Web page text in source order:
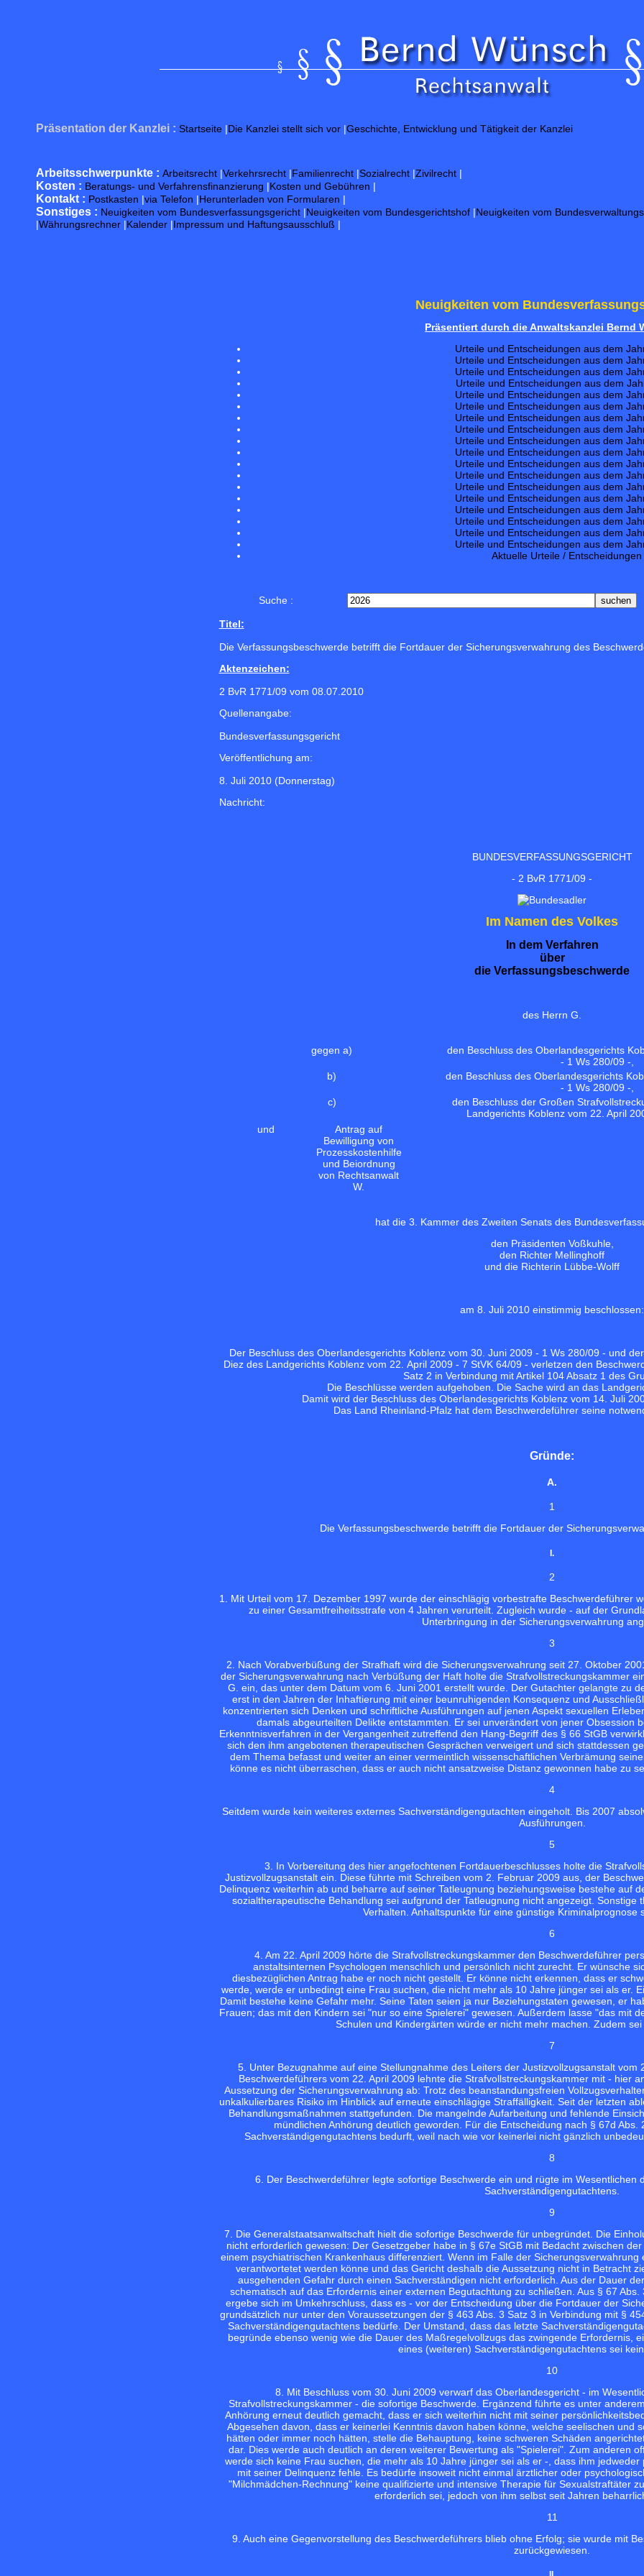
Präsentation der Kanzlei : Startseite |Die Kanzlei stellt sich vor |Geschichte, Entwicklung und Tätigkeit der Kanzlei
Arbeitsschwerpunkte : Arbeitsrecht |Verkehrsrecht |Familienrecht |Sozialrecht |Zivilrecht |
Kosten : Beratungs- und Verfahrensfinanzierung |Kosten und Gebühren |
Kontakt : Postkasten |via Telefon |Herunterladen von Formularen |
Sonstiges : Neuigkeiten vom Bundesverfassungsgericht |Neuigkeiten vom Bundesgerichtshof |Neuigkeiten vom
|Währungsrechner |Kalender |Impressum und Haftungsausschluß |
Neuigkeiten vom
Präsentiert durch die Anwaltskanzlei Bernd
Urteile und Entscheidungen aus dem
Urteile und Entscheidungen aus dem
Urteile und Entscheidungen aus dem
Urteile und Entscheidungen aus dem
Urteile und Entscheidungen aus dem
Urteile und Entscheidungen aus dem
Urteile und Entscheidungen aus dem
Urteile und Entscheidungen aus dem
Urteile und Entscheidungen aus dem
Urteile und Entscheidungen aus dem
Urteile und Entscheidungen aus dem
Urteile und Entscheidungen aus dem
Urteile und Entscheidungen aus dem
Urteile und Entscheidungen aus dem
Urteile und Entscheidungen aus dem
Urteile und Entscheidungen aus dem
Urteile und Entscheidungen aus dem
Urteile und Entscheidungen aus dem
Aktuelle Urteile / Entscheidungen
Suche :
Titel:
Die Verfassungsbeschwerde betrifft die Fortdauer der Sicherungsverwahrung des
Aktenzeichen:
2 BvR 1771/09 vom 08.07.2010
Quellenangabe:
Bundesverfassungsgericht
Veröffentlichung am:
8. Juli 2010 (Donnerstag)
Nachricht:
BUNDESVERFASSUNGSGERICHT
- 2 BvR 1771/09 -
Im Namen des Volkes
In dem Verfahren
über
die Verfassungsbeschwerde
des Herrn G.
gegen a)
den Beschluss des Oberlandesgerichts
- 1 Ws 280/09 -,
b)
den Beschluss des Oberlandesgerichts
- 1 Ws 280/09 -,
c)
den Beschluss der Großen
Landgerichts Koblenz vom 22. April
und
Antrag auf
Bewilligung von
Prozesskostenhilfe
und Beiordnung
von Rechtsanwalt
W.
hat die 3. Kammer des Zweiten Senats des
den Präsidenten Voßkuhle,
den Richter Mellinghoff
und die Richterin Lübbe-Wolff
am 8. Juli 2010 einstimmig beschlossen:
Der Beschluss des Oberlandesgerichts Koblenz vom 30. Juni 2009 - 1 Ws 280/09 - und
Diez des Landgerichts Koblenz vom 22. April 2009 - 7 StVK 64/09 - verletzen den
Satz 2 in Verbindung mit Artikel 104 Absatz 1 des
Die Beschlüsse werden aufgehoben. Die Sache wird an das
Damit wird der Beschluss des Oberlandesgerichts Koblenz vom 14. Juli
Das Land Rheinland-Pfalz hat dem Beschwerdeführer seine
Gründe:
A.
1
Die Verfassungsbeschwerde betrifft die Fortdauer der
I.
2
1. Mit Urteil vom 17. Dezember 1997 wurde der einschlägig vorbestrafte Beschwerdeführer
zu einer Gesamtfreiheitsstrafe von 4 Jahren verurteilt. Zugleich wurde - auf der
Unterbringung in der Sicherungsverwahrung
3
2. Nach Vorabverbüßung der Strafhaft wird die Sicherungsverwahrung seit 27. Oktober
der Sicherungsverwahrung nach Verbüßung der Haft holte die Strafvollstreckungskammer
G. ein, das unter dem Datum vom 6. Juni 2001 erstellt wurde. Der Gutachter gelangte zu
erst in den Jahren der Inhaftierung mit einer beunruhigenden Konsequenz und
konzentrierten sich Denken und schriftliche Ausführungen auf jenen Aspekt sexuellen
damals abgeurteilten Delikte entstammten. Er sei unverändert von jener Obsession
Erkenntnisverfahren in der Vergangenheit zutreffend den Hang-Begriff des § 66 StGB
sich den ihm angebotenen therapeutischen Gesprächen verweigert und sich stattdessen
dem Thema befasst und weiter an einer vermeintlich wissenschaftlichen Verbrämung
könne es nicht überraschen, dass er auch nicht ansatzweise Distanz gewonnen habe zu
4
Seitdem wurde kein weiteres externes Sachverständigengutachten eingeholt. Bis 2007
Ausführungen.
5
3. In Vorbereitung des hier angefochtenen Fortdauerbeschlusses holte die
Justizvollzugsanstalt ein. Diese führte mit Schreiben vom 2. Februar 2009 aus, der
Delinquenz weiterhin ab und beharre auf seiner Tatleugnung beziehungsweise bestehe auf
sozialtherapeutische Behandlung sei aufgrund der Tatleugnung nicht angezeigt.
Verhalten. Anhaltspunkte für eine günstige Kriminalprognose
6
4. Am 22. April 2009 hörte die Strafvollstreckungskammer den Beschwerdeführer
anstaltsinternen Psychologen menschlich und persönlich nicht zurecht. Er wünsche
diesbezüglichen Antrag habe er noch nicht gestellt. Er könne nicht erkennen, dass er
werde, werde er unbedingt eine Frau suchen, die nicht mehr als 10 Jahre jünger sei als er.
Damit bestehe keine Gefahr mehr. Seine Taten seien ja nur Beziehungstaten gewesen, er
Frauen; das mit den Kindern sei "nur so eine Spielerei" gewesen. Außerdem lasse "das mit
Schulen und Kindergärten würde er nicht mehr machen. Zudem sei
7
5. Unter Bezugnahme auf eine Stellungnahme des Leiters der Justizvollzugsanstalt
Beschwerdeführers vom 22. April 2009 lehnte die Strafvollstreckungskammer mit - hier
Aussetzung der Sicherungsverwahrung ab: Trotz des beanstandungsfreien
unkalkulierbares Risiko im Hinblick auf erneute einschlägige Straffälligkeit. Seit der letzten
Behandlungsmaßnahmen stattgefunden. Die mangelnde Aufarbeitung und fehlende
mündlichen Anhörung deutlich geworden. Für die Entscheidung nach § 67d
Sachverständigengutachtens bedurft, weil nach wie vor keinerlei nicht gänzlich
8
6. Der Beschwerdeführer legte sofortige Beschwerde ein und rügte im Wesentlichen
Sachverständigengutachtens.
9
7. Die Generalstaatsanwaltschaft hielt die sofortige Beschwerde für unbegründet. Die
nicht erforderlich gewesen: Der Gesetzgeber habe in § 67e StGB mit Bedacht zwischen
einem psychiatrischen Krankenhaus differenziert. Wenn im Falle der
verantwortetet werden könne und das Gericht deshalb die Aussetzung nicht in Betracht
ausgehenden Gefahr durch einen Sachverständigen nicht erforderlich. Aus der Dauer
schematisch auf das Erfordernis einer externen Begutachtung zu schließen. Aus § 67
ergebe sich im Umkehrschluss, dass es - vor der Entscheidung über die Fortdauer der
grundsätzlich nur unter den Voraussetzungen der § 463 Abs. 3 Satz 3 in Verbindung mit §
Sachverständigengutachtens bedürfe. Der Umstand, dass das letzte
begründe ebenso wenig wie die Dauer des Maßregelvollzugs das zwingende Erfordernis,
eines (weiteren) Sachverständigengutachtens sei
10
8. Mit Beschluss vom 30. Juni 2009 verwarf das Oberlandesgericht - im
Strafvollstreckungskammer - die sofortige Beschwerde. Ergänzend führte es unter
Anhörung erneut deutlich gemacht, dass er sich weiterhin nicht mit seiner
Abgesehen davon, dass er keinerlei Kenntnis davon haben könne, welche seelischen und
hätten oder immer noch hätten, stelle die Behauptung, keine schweren Schäden
dar. Dies werde auch deutlich an deren weiterer Bewertung als "Spielerei". Zum anderen
werde sich keine Frau suchen, die mehr als 10 Jahre jünger sei als er -, dass ihm
mit seiner Delinquenz fehle. Es bedürfe insoweit nicht einmal ärztlicher oder
"Milchmädchen-Rechnung" keine qualifizierte und intensive Therapie für Sexualstraftäter
erforderlich sei, jedoch von ihm selbst seit Jahren
11
9. Auch eine Gegenvorstellung des Beschwerdeführers blieb ohne Erfolg; sie wurde mit
zurückgewiesen.